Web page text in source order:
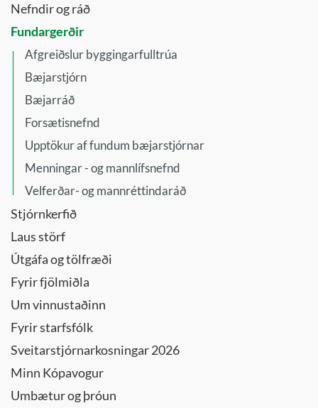
Nefndir og ráð
Fundargerðir
Afgreiðslur byggingarfulltrúa
Bæjarstjórn
Bæjarráð
Forsætisnefnd
Upptökur af fundum bæjarstjórnar
Menningar - og mannlífsnefnd
Velferðar- og mannréttindaráð
Stjórnkerfið
Laus störf
Útgáfa og tölfræði
Fyrir fjölmiðla
Um vinnustaðinn
Fyrir starfsfólk
Sveitarstjórnarkosningar 2026
Minn Kópavogur
Umbætur og þróun